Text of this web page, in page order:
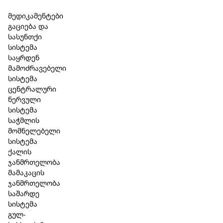
მედიკამენტები
გაციება და
სასუნთქი
სისტემა
საყრდენ
მამოძრავებელი
სისტემა
ცენტრალური
ნერვული
სისტემა
საჭმლის
მომნელებელი
სისტემა
ქალის
ჯანმრთელობა
მამაკაცის
ჯანმრთელობა
საშარდე
სისტემა
გულ-